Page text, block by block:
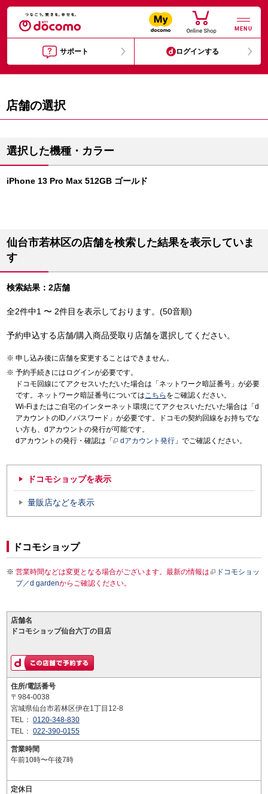
MENU
サポート ログインする
店舗の選択
選択した機種・カラー
iPhone 13 Pro Max 512GB ゴールド
仙台市若林区の店舗を検索した結果を表示していま
す
検索結果：2店舗
全2件中1 〜 2件目を表示しております。(50音順)
予約申込する店舗/購入商品受取り店舗を選択してください。
申し込み後に店舗を変更することはできません。
予約手続きにはログインが必要です。
ドコモ回線にてアクセスいただいた場合は「ネットワーク暗証番号」が必要
です。ネットワーク暗証番号についてはこちら をご確認ください。
Wi-Fiまたはご自宅のインターネット環境にてアクセスいただいた場合は「d
アカウントのID／パスワード」が必要です。ドコモの契約回線をお持ちでな
い方も、dアカウントの発行が可能です。
dアカウントの発行・確認は「
dアカウント発行 」でご確認ください。
ドコモショップを表示
量販店などを表示
ドコモショップ
営業時間などは変更となる場合がございます。最新の情報は
ドコモショッ
プ／d gardenからご確認ください。
店舗名
ドコモショップ仙台六丁の目店
住所/電話番号
〒984-0038
宮城県仙台市若林区伊在1丁目12-8
TEL： 0120-348-830
TEL： 022-390-0155
営業時間
午前10時〜午後7時
定休日